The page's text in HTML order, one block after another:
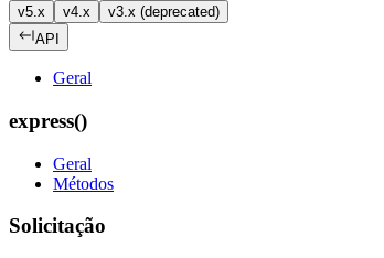
v5.x
v4.x
v3.x (deprecated)
API
Geral
express()
Geral
Métodos
Solicitação